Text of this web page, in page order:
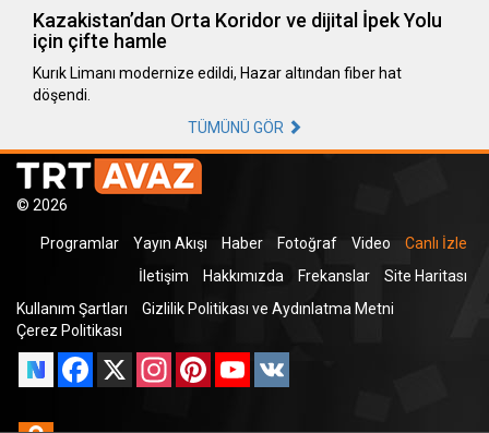
Kazakistan’dan Orta Koridor ve dijital İpek Yolu
için çifte hamle
Kurık Limanı modernize edildi, Hazar altından fiber hat
döşendi.
TÜMÜNÜ GÖR
© 2026
Programlar Yayın Akışı Haber Fotoğraf Video
Canlı İzle
İletişim
Hakkımızda Frekanslar
Site Haritası
Kullanım Şartları
Gizlilik Politikası ve Aydınlatma Metni
Çerez Politikası
Facebook
X InstagramPinterestYouTube